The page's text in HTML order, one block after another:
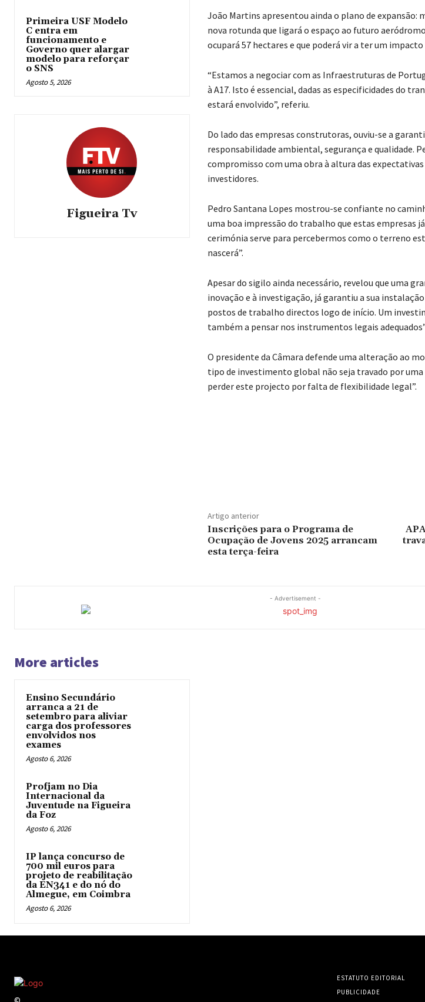
Primeira USF Modelo
C entra em
funcionamento e
Governo quer alargar
modelo para reforçar
o SNS
Agosto 5, 2026
Figueira Tv
João Martins apresentou ainda o plano de expansão:
nova rotunda que ligará o espaço ao futuro
ocupará 57 hectares e que poderá vir a ter um
“Estamos a negociar com as Infraestruturas de
à A17. Isto é essencial, dadas as especificidades do
estará envolvido”, referiu.
Do lado das empresas construtoras, ouviu-se a
responsabilidade ambiental, segurança e qualidade.
compromisso com uma obra à altura das
investidores.
Pedro Santana Lopes mostrou-se confiante no
uma boa impressão do trabalho que estas empresas
cerimónia serve para percebermos como o terreno
nascerá”.
Apesar do sigilo ainda necessário, revelou que uma
inovação e à investigação, já garantiu a sua
postos de trabalho directos logo de início. Um
também a pensar nos instrumentos legais
O presidente da Câmara defende uma alteração ao
tipo de investimento global não seja travado por
perder este projecto por falta de flexibilidade legal”.
Artigo anterior
Inscrições para o Programa de
Ocupação de Jovens 2025 arrancam
esta terça-feira
- Advertisement -
More articles
Ensino Secundário
arranca a 21 de
setembro para aliviar
carga dos professores
envolvidos nos
exames
Agosto 6, 2026
Profjam no Dia
Internacional da
Juventude na Figueira
da Foz
Agosto 6, 2026
IP lança concurso de
700 mil euros para
projeto de reabilitação
da EN341 e do nó do
Almegue, em Coimbra
Agosto 6, 2026
ESTATUTO EDITORIAL
PUBLICIDADE